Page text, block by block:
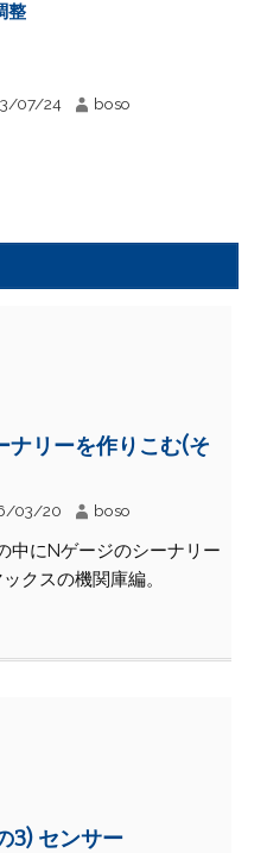
整
07/24 boso
ナリーを作りこむ(そ
03/20 boso
中にNゲージのシーナリー
クスの機関庫編。
3) センサー